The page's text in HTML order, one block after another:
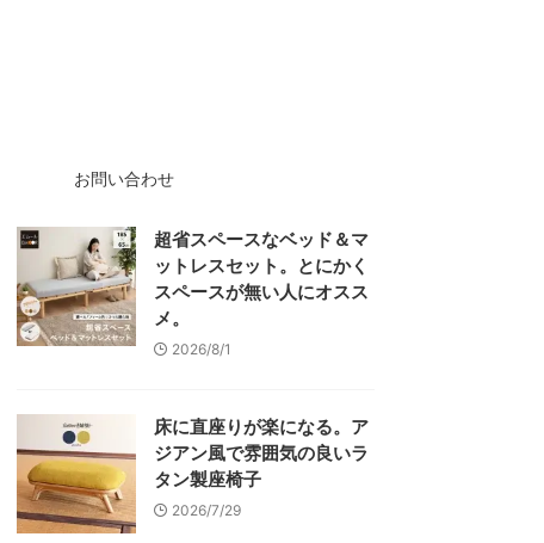
お問い合わせ
超省スペースなベッド＆マ
ットレスセット。とにかく
スペースが無い人にオスス
メ。
2026/8/1
床に直座りが楽になる。ア
ジアン風で雰囲気の良いラ
タン製座椅子
2026/7/29